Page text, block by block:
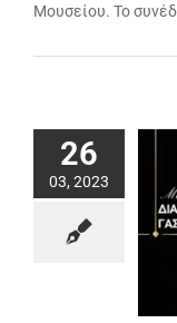
Μουσείου. Το
26
03, 2023